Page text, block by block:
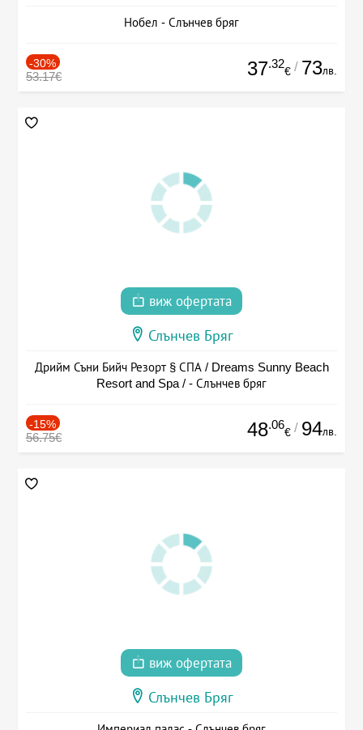
Нобел - Слънчев бряг
-30%
53.17€ 37.32
€ / 73лв.
виж офертата
Слънчев Бряг
Дрийм Съни Бийч Резорт § СПА / Dreams Sunny Beach
Resort and Spa / - Слънчев бряг
-15%
56.75€ 48.06
€ / 94лв.
виж офертата
Слънчев Бряг